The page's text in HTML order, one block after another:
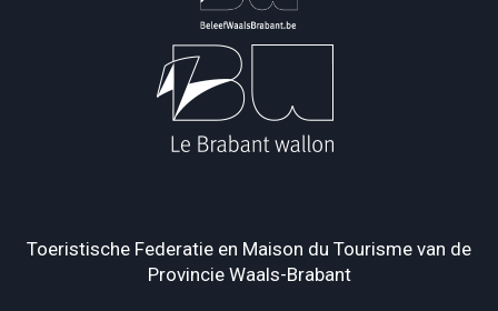
Toeristische Federatie en Maison du Tourisme van de
Provincie Waals-Brabant